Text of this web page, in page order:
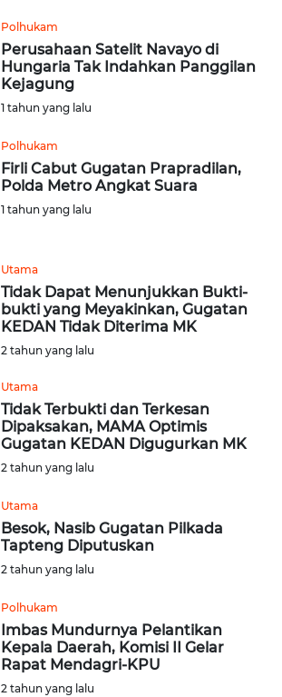
Polhukam
Perusahaan Satelit Navayo di
Hungaria Tak Indahkan Panggilan
Kejagung
1 tahun yang lalu
Polhukam
Firli Cabut Gugatan Prapradilan,
Polda Metro Angkat Suara
1 tahun yang lalu
Utama
Tidak Dapat Menunjukkan Bukti-
bukti yang Meyakinkan, Gugatan
KEDAN Tidak Diterima MK
2 tahun yang lalu
Utama
Tidak Terbukti dan Terkesan
Dipaksakan, MAMA Optimis
Gugatan KEDAN Digugurkan MK
2 tahun yang lalu
Utama
Besok, Nasib Gugatan Pilkada
Tapteng Diputuskan
2 tahun yang lalu
Polhukam
Imbas Mundurnya Pelantikan
Kepala Daerah, Komisi II Gelar
Rapat Mendagri-KPU
2 tahun yang lalu